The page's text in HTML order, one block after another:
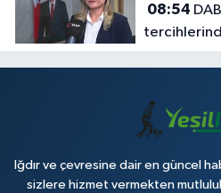
08:54
rehberlik
Iğdır ve çevresine dair en güncel
sizlere hizmet vermekten